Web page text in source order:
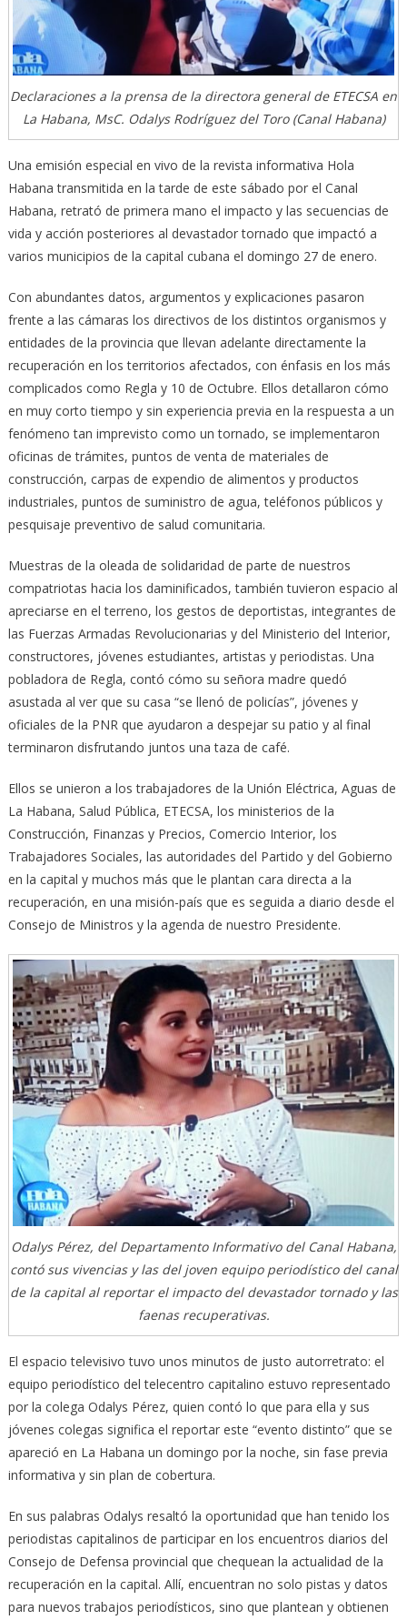
Declaraciones a la prensa de la directora general de ETECSA en
La Habana, MsC. Odalys Rodríguez del Toro (Canal Habana)
Una emisión especial en vivo de la revista informativa Hola
Habana transmitida en la tarde de este sábado por el Canal
Habana, retrató de primera mano el impacto y las secuencias de
vida y acción posteriores al devastador tornado que impactó a
varios municipios de la capital cubana el domingo 27 de enero.
Con abundantes datos, argumentos y explicaciones pasaron
frente a las cámaras los directivos de los distintos organismos y
entidades de la provincia que llevan adelante directamente la
recuperación en los territorios afectados, con énfasis en los más
complicados como Regla y 10 de Octubre. Ellos detallaron cómo
en muy corto tiempo y sin experiencia previa en la respuesta a un
fenómeno tan imprevisto como un tornado, se implementaron
oficinas de trámites, puntos de venta de materiales de
construcción, carpas de expendio de alimentos y productos
industriales, puntos de suministro de agua, teléfonos públicos y
pesquisaje preventivo de salud comunitaria.
Muestras de la oleada de solidaridad de parte de nuestros
compatriotas hacia los daminificados, también tuvieron espacio al
apreciarse en el terreno, los gestos de deportistas, integrantes de
las Fuerzas Armadas Revolucionarias y del Ministerio del Interior,
constructores, jóvenes estudiantes, artistas y periodistas. Una
pobladora de Regla, contó cómo su señora madre quedó
asustada al ver que su casa “se llenó de policías”, jóvenes y
oficiales de la PNR que ayudaron a despejar su patio y al final
terminaron disfrutando juntos una taza de café.
Ellos se unieron a los trabajadores de la Unión Eléctrica, Aguas de
La Habana, Salud Pública, ETECSA, los ministerios de la
Construcción, Finanzas y Precios, Comercio Interior, los
Trabajadores Sociales, las autoridades del Partido y del Gobierno
en la capital y muchos más que le plantan cara directa a la
recuperación, en una misión-país que es seguida a diario desde el
Consejo de Ministros y la agenda de nuestro Presidente.
Odalys Pérez, del Departamento Informativo del Canal Habana,
contó sus vivencias y las del joven equipo periodístico del canal
de la capital al reportar el impacto del devastador tornado y las
faenas recuperativas.
El espacio televisivo tuvo unos minutos de justo autorretrato: el
equipo periodístico del telecentro capitalino estuvo representado
por la colega Odalys Pérez, quien contó lo que para ella y sus
jóvenes colegas significa el reportar este “evento distinto” que se
apareció en La Habana un domingo por la noche, sin fase previa
informativa y sin plan de cobertura.
En sus palabras Odalys resaltó la oportunidad que han tenido los
periodistas capitalinos de participar en los encuentros diarios del
Consejo de Defensa provincial que chequean la actualidad de la
recuperación en la capital. Allí, encuentran no solo pistas y datos
para nuevos trabajos periodísticos, sino que plantean y obtienen